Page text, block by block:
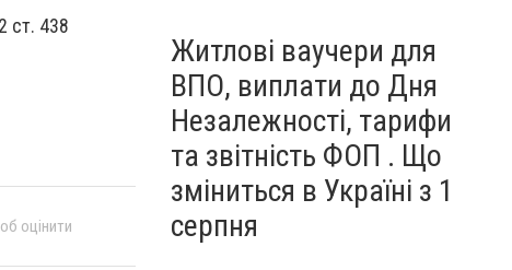
ст. 438
оцінити
Житлові ваучери для
ВПО, виплати до Дня
Незалежності, тарифи
та звітність ФОП . Що
зміниться в Україні з 1
серпня